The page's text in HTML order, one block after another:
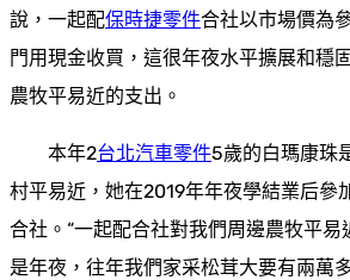
說，一起配保時捷零件合社以市場價為
門用現金收買，這很年夜水平擴展和穩
農牧平易近的支出。
本年2台北汽車零件5歲的白瑪康珠
村平易近，她在2019年年夜學結業后參
合社。“一起配合社對我們周邊農牧平易
是年夜，往年我們家采松茸大要有兩萬